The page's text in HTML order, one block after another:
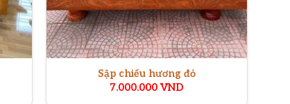
Sập chiếu hương đỏ
7.000.000VND